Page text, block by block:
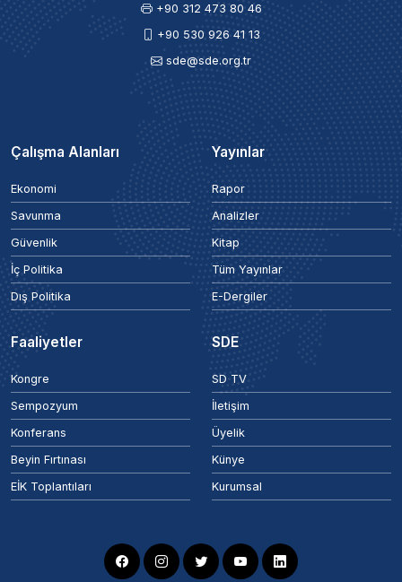
+90 312 473 80 46
+90 530 926 41 13
sde@sde.org.tr
Çalışma Alanları
Ekonomi
Savunma
Güvenlik
İç Politika
Dış Politika
Yayınlar
Rapor
Analizler
Kitap
Tüm Yayınlar
E-Dergiler
Faaliyetler
Kongre
Sempozyum
Konferans
Beyin Fırtınası
EİK Toplantıları
SDE
SD TV
İletişim
Üyelik
Künye
Kurumsal